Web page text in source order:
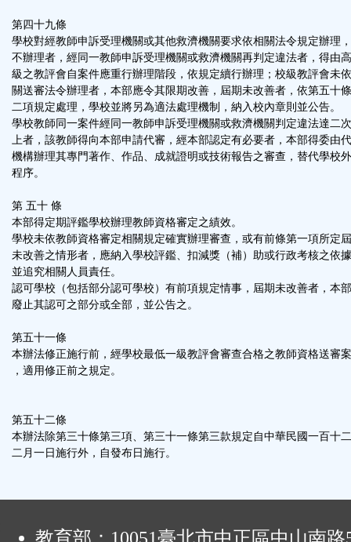
第四十九條
學校對經教師申訴受理機關或其他救濟機關要求依相關法令規定辦理
不辦理者，經同一教師申訴受理機關或救濟機關再判定違法者，得由
級之教評會自案件應重行辦理階段，依規定續行辦理；校級教評會未
關送審法令辦理者，本部應令其限期改善，屆期未改善者，依第五十
二項規定處理，學校並將另為適法處理機制，納入校內章則並公告。
學校教師同一案件經同一教師申訴受理機關或救濟機關判定違法達二
上者，該教師得向本部申請代審，經本部認定有必要者，本部得委由
機構辦理其專門著作、作品、成就證明或技術報告之審查，替代學校
程序。
第 五十 條
本部得定期評鑑學校辦理教師資格審定之績效。
學校未依教師資格審定相關規定確實辦理審查，或有前條第一項所定
未改善之情形者，應納入學校評鑑、扣減獎（補）助或行政考核之依
並追究相關人員責任。
認可學校（包括部分認可學校）有前項規定情事，屆期未改善者，本
廢止其認可之部分或全部，並公告之。
第五十一條
本辦法修正施行前，經學校最低一級教評會審查合格之教師資格送審
，適用修正前之規定。
第五十二條
本辦法除第三十條第三項、第三十一條第三款規定自中華民國一百十
二月一日施行外，自發布日施行。